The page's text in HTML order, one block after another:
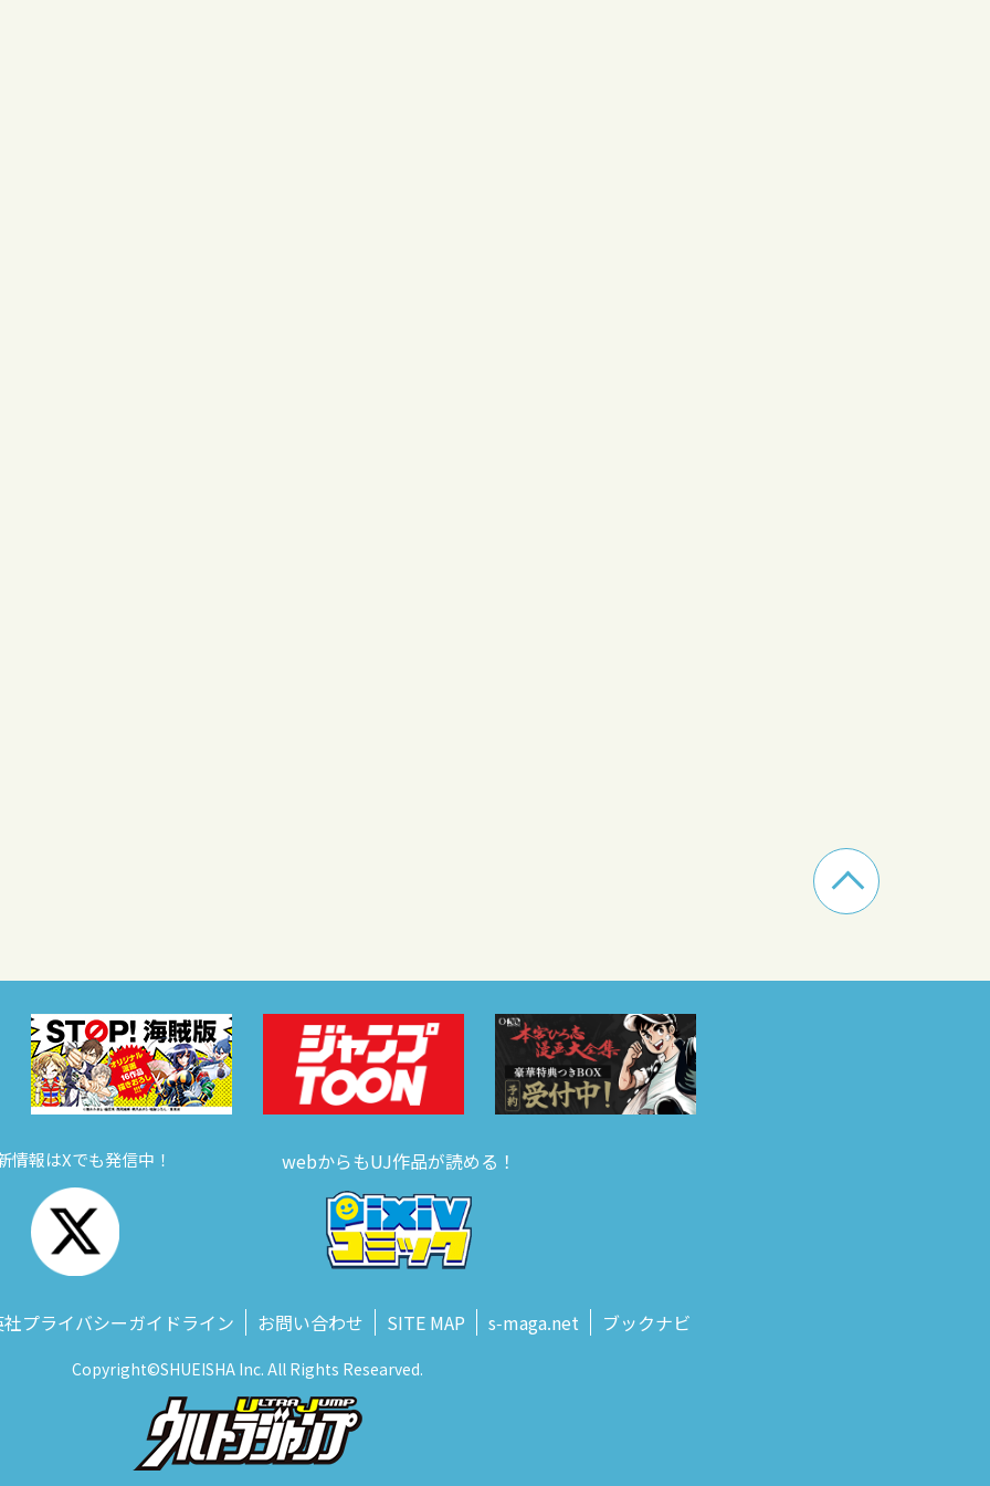
情報はXでも発信中！ webからもUJ作品が読める！
プライバシーガイドライン お問い合わせ SITE MAP s‑maga.net ブックナビ
Copyright©SHUEISHA Inc. All Rights Researved.